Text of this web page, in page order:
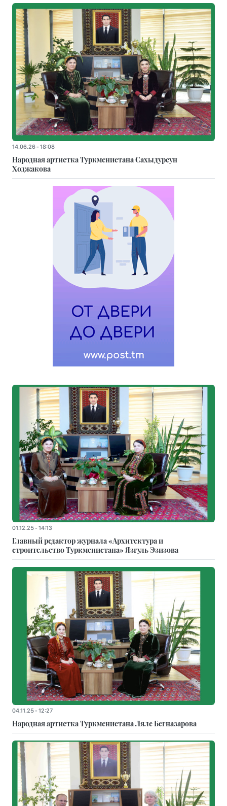
14.06.26 - 18:08
Народная артистка Туркменистана Сахыдурсун
Ходжакова
01.12.25 - 14:13
Главный редактор журнала «Архитектура и
строительство Туркменистана» Язгуль Эзизова
04.11.25 - 12:27
Народная артистка Туркменистана Ляле Бегназарова